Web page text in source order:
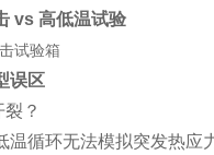
vs 高低温试验
误区
？
循环无法模拟突发热应